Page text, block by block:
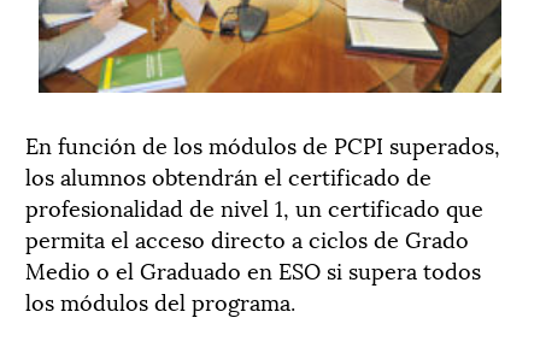
En función de los módulos de PCPI superados,
los alumnos obtendrán el certificado de
profesionalidad de nivel 1, un certificado que
permita el acceso directo a ciclos de Grado
Medio o el Graduado en ESO si supera todos
los módulos del programa.